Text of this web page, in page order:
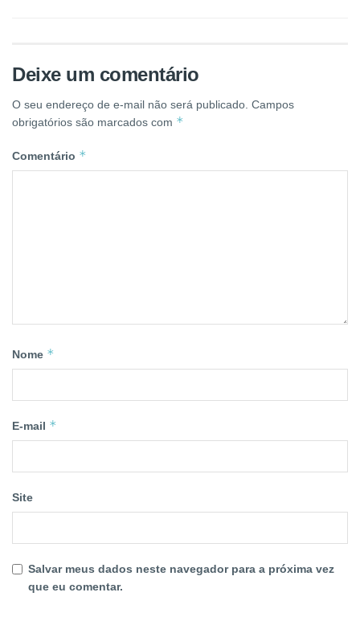
Deixe um comentário
O seu endereço de e-mail não será publicado. Campos
obrigatórios são marcados com *
Comentário *
Nome *
E-mail *
Site
Salvar meus dados neste navegador para a próxima vez
que eu comentar.